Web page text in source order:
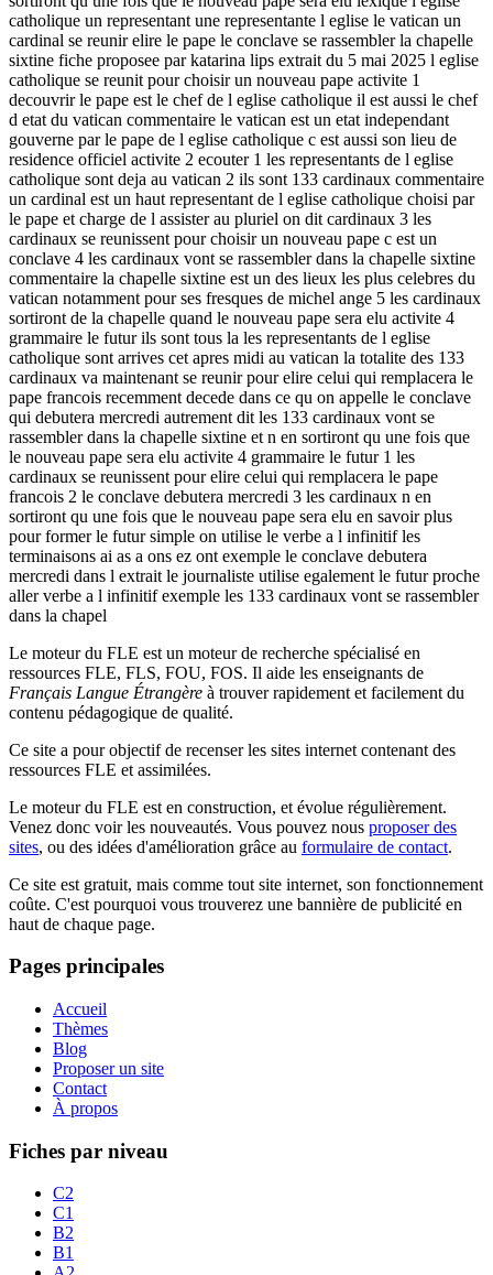
catholique un representant une representante l eglise le vatican un
cardinal se reunir elire le pape le conclave se rassembler la chapelle
sixtine fiche proposee par katarina lips extrait du 5 mai 2025 l eglise
catholique se reunit pour choisir un nouveau pape activite 1
decouvrir le pape est le chef de l eglise catholique il est aussi le chef
d etat du vatican commentaire le vatican est un etat independant
gouverne par le pape de l eglise catholique c est aussi son lieu de
residence officiel activite 2 ecouter 1 les representants de l eglise
catholique sont deja au vatican 2 ils sont 133 cardinaux commentaire
un cardinal est un haut representant de l eglise catholique choisi par
le pape et charge de l assister au pluriel on dit cardinaux 3 les
cardinaux se reunissent pour choisir un nouveau pape c est un
conclave 4 les cardinaux vont se rassembler dans la chapelle sixtine
commentaire la chapelle sixtine est un des lieux les plus celebres du
vatican notamment pour ses fresques de michel ange 5 les cardinaux
sortiront de la chapelle quand le nouveau pape sera elu activite 4
grammaire le futur ils sont tous la les representants de l eglise
catholique sont arrives cet apres midi au vatican la totalite des 133
cardinaux va maintenant se reunir pour elire celui qui remplacera le
pape francois recemment decede dans ce qu on appelle le conclave
qui debutera mercredi autrement dit les 133 cardinaux vont se
rassembler dans la chapelle sixtine et n en sortiront qu une fois que
le nouveau pape sera elu activite 4 grammaire le futur 1 les
cardinaux se reunissent pour elire celui qui remplacera le pape
francois 2 le conclave debutera mercredi 3 les cardinaux n en
sortiront qu une fois que le nouveau pape sera elu en savoir plus
pour former le futur simple on utilise le verbe a l infinitif les
terminaisons ai as a ons ez ont exemple le conclave debutera
mercredi dans l extrait le journaliste utilise egalement le futur proche
aller verbe a l infinitif exemple les 133 cardinaux vont se rassembler
dans la chapel
Le moteur du FLE est un moteur de recherche spécialisé en
ressources FLE, FLS, FOU, FOS. Il aide les enseignants de
Français Langue Étrangère à trouver rapidement et facilement du
contenu pédagogique de qualité.
Ce site a pour objectif de recenser les sites internet contenant des
ressources FLE et assimilées.
Le moteur du FLE est en construction, et évolue régulièrement.
Venez donc voir les nouveautés. Vous pouvez nous proposer des
sites, ou des idées d'amélioration grâce au formulaire de contact.
Ce site est gratuit, mais comme tout site internet, son fonctionnement
coûte. C'est pourquoi vous trouverez une bannière de publicité en
haut de chaque page.
Pages principales
Accueil
Thèmes
Blog
Proposer un site
Contact
À propos
Fiches par niveau
C2
C1
B2
B1